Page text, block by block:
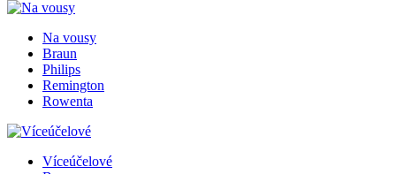
Na vousy
Braun
Philips
Remington
Rowenta
Víceúčelové